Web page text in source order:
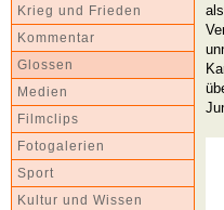
Krieg und Frieden
Kommentar
Glossen
Medien
Filmclips
Fotogalerien
Sport
Kultur und Wissen